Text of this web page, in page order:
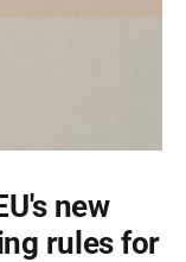
new
rules for